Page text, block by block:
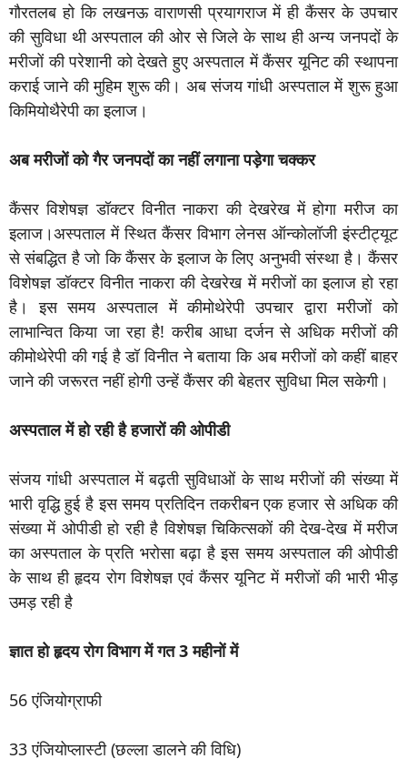
गौरतलब हो कि लखनऊ वाराणसी प्रयागराज में ही कैंसर के उपचार
की सुविधा थी अस्पताल की ओर से जिले के साथ ही अन्य जनपदों के
मरीजों की परेशानी को देखते हुए अस्पताल में कैंसर यूनिट की स्थापना
कराई जाने की मुहिम शुरू की। अब संजय गांधी अस्पताल में शुरू हुआ
किमियोथैरेपी का इलाज।
अब मरीजों को गैर जनपदों का नहीं लगाना पड़ेगा चक्कर
कैंसर विशेषज्ञ डॉक्टर विनीत नाकरा की देखरेख में होगा मरीज का
इलाज।अस्पताल में स्थित कैंसर विभाग लेनस ऑन्कोलॉजी इंस्टीट्यूट
से संबद्धित है जो कि कैंसर के इलाज के लिए अनुभवी संस्था है। कैंसर
विशेषज्ञ डॉक्टर विनीत नाकरा की देखरेख में मरीजों का इलाज हो रहा
है। इस समय अस्पताल में कीमोथेरेपी उपचार द्वारा मरीजों को
लाभान्वित किया जा रहा है! करीब आधा दर्जन से अधिक मरीजों की
कीमोथेरेपी की गई है डॉ विनीत ने बताया कि अब मरीजों को कहीं बाहर
जाने की जरूरत नहीं होगी उन्हें कैंसर की बेहतर सुविधा मिल सकेगी।
अस्पताल में हो रही है हजारों की ओपीडी
संजय गांधी अस्पताल में बढ़ती सुविधाओं के साथ मरीजों की संख्या में
भारी वृद्धि हुई है इस समय प्रतिदिन तकरीबन एक हजार से अधिक की
संख्या में ओपीडी हो रही है विशेषज्ञ चिकित्सकों की देख-देख में मरीज
का अस्पताल के प्रति भरोसा बढ़ा है इस समय अस्पताल की ओपीडी
के साथ ही हृदय रोग विशेषज्ञ एवं कैंसर यूनिट में मरीजों की भारी भीड़
उमड़ रही है
ज्ञात हो हृदय रोग विभाग में गत 3 महीनों में
56 एंजियोग्राफी
33 एंजियोप्लास्टी (छल्ला डालने की विधि)